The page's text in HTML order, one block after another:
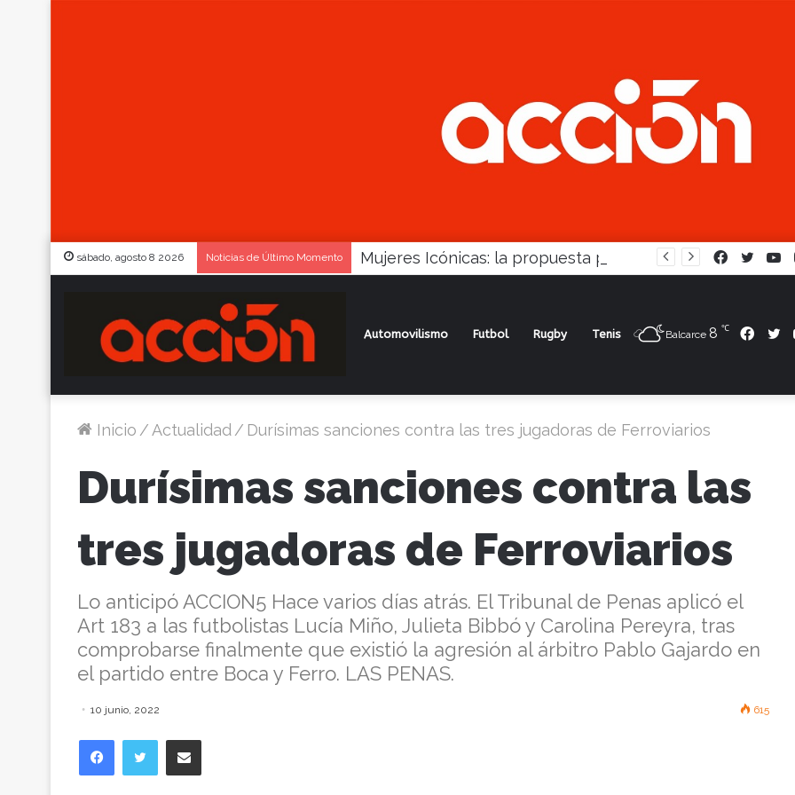
sábado, agosto 8 2026 Noticias de Último Momento Facebook
Automovilismo Futbol Rugby Tenis Balcarce 8 ℃
Inicio / Actualidad / Durísimas sanciones contra las tres jugadoras de Ferroviarios
Durísimas sanciones contra las
tres jugadoras de Ferroviarios
Lo anticipó ACCION5 Hace varios días atrás. El Tribunal de Penas aplicó el
Art 183 a las futbolistas Lucía Miño, Julieta Bibbó y Carolina Pereyra, tras
comprobarse finalmente que existió la agresión al árbitro Pablo Gajardo en
el partido entre Boca y Ferro. LAS PENAS.
10 junio, 2022 615
Facebook